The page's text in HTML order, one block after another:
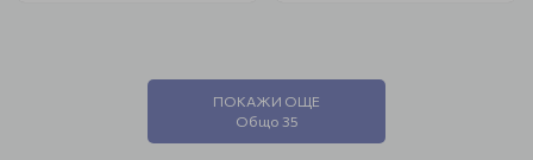
ПОКАЖИ ОЩЕ
Общо 35